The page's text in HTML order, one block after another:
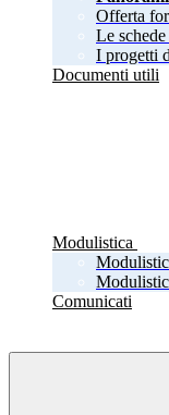
Offerta
Le
I progetti
Documenti utili
Modulistica
Comunicati